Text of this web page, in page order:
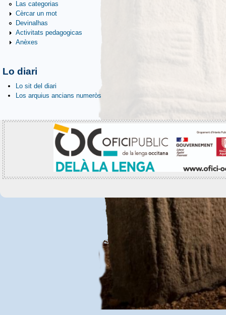
Las categorias
Cèrcar un mot
Devinalhas
Activitats pedagogicas
Anèxes
Lo diari
Lo sit del diari
Los arquius ancians numeròs